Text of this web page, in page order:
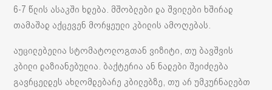
6-7 წლის ასაკში ხდება. მშობლები და შვილები ხშირად
თამაშად აქცევენ მორყეული კბილის ამოღებას.
აუცილებელია სტომატოლოგთან ვიზიტი, თუ ბავშვის
კბილი დაზიანებულია. ბაქტერია ან ნადები შეიძლება
გავრცელდეს ახლომდებარე კბილებზე, თუ არ უმკურნალებთ